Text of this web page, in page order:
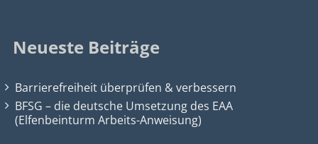
Neueste Beiträge
Barrierefreiheit überprüfen & verbessern
BFSG – die deutsche Umsetzung des EAA
(Elfenbeinturm Arbeits-Anweisung)